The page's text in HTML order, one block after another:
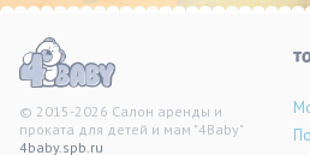
© 2015-2026 Салон аренды и
проката для детей и мам "4Baby"
4baby.spb.ru